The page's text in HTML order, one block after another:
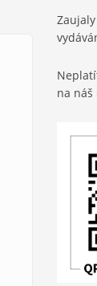
na náš